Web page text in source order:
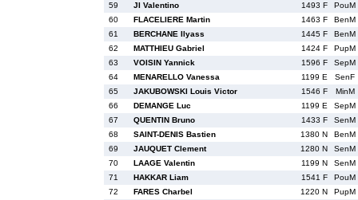
59
JI Valentino 1493 F
PouM
60
FLACELIERE Martin 1463 F
BenM
61
BERCHANE Ilyass 1445 F
BenM
62
MATTHIEU Gabriel 1424 F
PupM
63
VOISIN Yannick 1596 F
SepM
64
MENARELLO Vanessa 1199 E
SenF
65
JAKUBOWSKI Louis Victor 1546 F
MinM
66
DEMANGE Luc 1199 E
SepM
67
QUENTIN Bruno 1433 F
SenM
68
SAINT-DENIS Bastien 1380 N
BenM
69
JAUQUET Clement 1280 N
SenM
70
LAAGE Valentin 1199 N
SenM
71
HAKKAR Liam 1541 F
PouM
72
FARES Charbel 1220 N
PupM